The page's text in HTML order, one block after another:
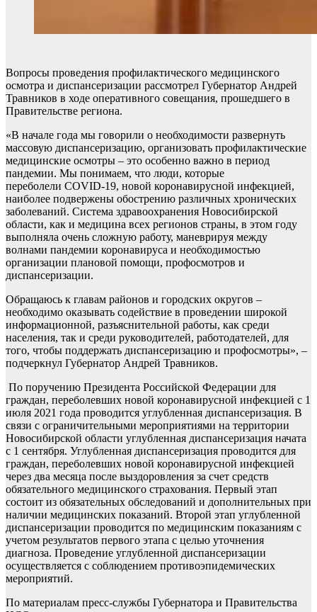
Вопросы проведения профилактического медицинского
осмотра и диспансеризации рассмотрел Губернатор Андрей
Травников в ходе оперативного совещания, прошедшего в
Правительстве региона.
«В начале года мы говорили о необходимости развернуть
массовую диспансеризацию, организовать профилактические
медицинские осмотры – это особенно важно в период
пандемии. Мы понимаем, что люди, которые
переболели COVID-19, новой коронавирусной инфекцией,
наиболее подвержены обострению различных хронических
заболеваний. Система здравоохранения Новосибирской
области, как и медицина всех регионов страны, в этом году
выполняла очень сложную работу, маневрируя между
волнами пандемии коронавируса и необходимостью
организации плановой помощи, профосмотров и
диспансеризации.
Обращаюсь к главам районов и городских округов –
необходимо оказывать содействие в проведении широкой
информационной, разъяснительной работы, как среди
населения, так и среди руководителей, работодателей, для
того, чтобы поддержать диспансеризацию и профосмотры», –
подчеркнул Губернатор Андрей Травников.
По поручению Президента Российской Федерации для
граждан, переболевших новой коронавирусной инфекцией с 1
июля 2021 года проводится углубленная диспансеризация. В
связи с ограничительными мероприятиями на территории
Новосибирской области углубленная диспансеризация начата
с 1 сентября. Углубленная диспансеризация проводится для
граждан, переболевших новой коронавирусной инфекцией
через два месяца после выздоровления за счет средств
обязательного медицинского страхования. Первый этап
состоит из обязательных обследований и дополнительных при
наличии медицинских показаний. Второй этап углубленной
диспансеризации проводится по медицинским показаниям с
учетом результатов первого этапа с целью уточнения
диагноза. Проведение углубленной диспансеризации
осуществляется с соблюдением противоэпидемических
мероприятий.
По материалам пресс-службы Губернатора и Правительства